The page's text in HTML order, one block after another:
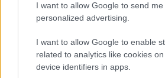
I want to allow Google to send me
personalized advertising.
I want to allow Google to enable
related to analytics like cookies
device identifiers in apps.